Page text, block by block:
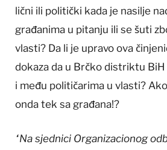
lični ili politički kada je nasilje
građanima u pitanju ili se šuti
vlasti? Da li je upravo ova
dokaza da u Brčko distriktu BiH
i među političarima u vlasti?
onda tek sa građana!?
“Na sjednici Organizacionog